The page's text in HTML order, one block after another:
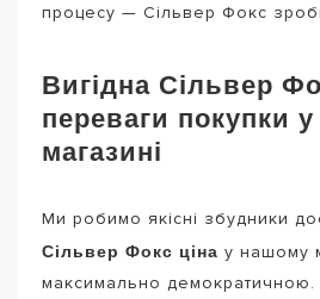
процесу — Сільвер Фокс
Вигідна Сільвер
переваги покупки
магазині
Ми робимо якісні збудники
Сільвер Фокс ціна у нашому
максимально демократичною.